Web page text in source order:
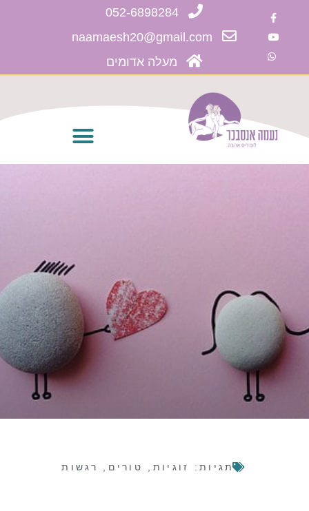
052-6898284
naamaesh20@gmail.com
מעלה אדומים
תגיות: זוגיות , טורים , רגשות